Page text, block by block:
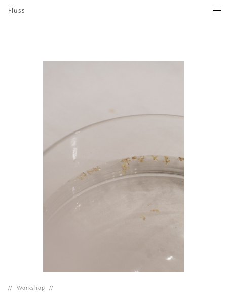
Fluss
Workshop